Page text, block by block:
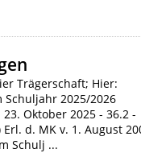
Trägerschaft; Hier:
2025/2026
Oktober 2025 - 36.2 -
Erl. d. MK v. 1. August
Schulj ...